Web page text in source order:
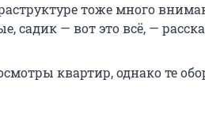
тоже много
садик — вот это всё, —
квартир, однако те